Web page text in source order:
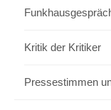
Kritik der Kritiker
Pressestimmen